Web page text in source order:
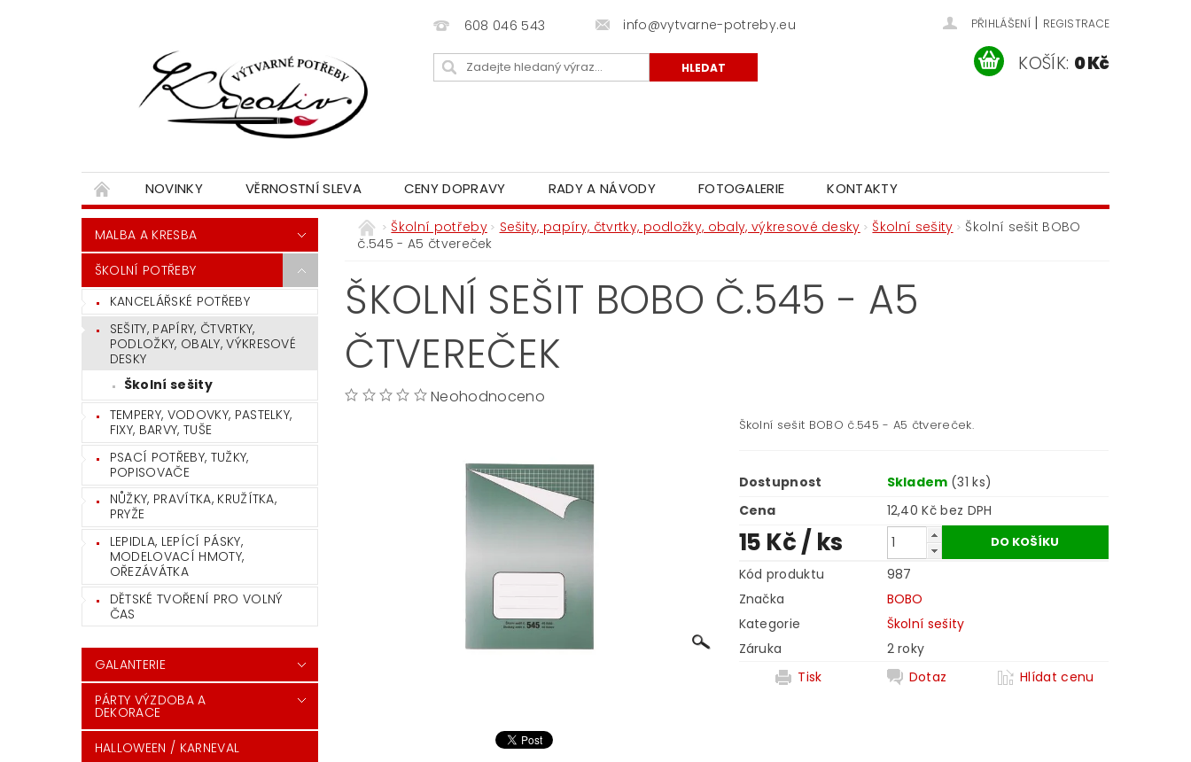
608 046 543 info@vytvarne-potreby.eu PŘIHLÁŠENÍ | REGISTRACE
KOŠÍK: 0 Kč
NOVINKY VĚRNOSTNÍ SLEVA CENY DOPRAVY RADY A NÁVODY FOTOGALERIE KONTAKTY
MALBA A KRESBA
ŠKOLNÍ POTŘEBY
KANCELÁŘSKÉ POTŘEBY
SEŠITY, PAPÍRY, ČTVRTKY,
PODLOŽKY, OBALY, VÝKRESOVÉ
DESKY
Školní sešity
TEMPERY, VODOVKY, PASTELKY,
FIXY, BARVY, TUŠE
PSACÍ POTŘEBY, TUŽKY,
POPISOVAČE
NŮŽKY, PRAVÍTKA, KRUŽÍTKA,
PRYŽE
LEPIDLA, LEPÍCÍ PÁSKY,
MODELOVACÍ HMOTY,
OŘEZÁVÁTKA
DĚTSKÉ TVOŘENÍ PRO VOLNÝ
ČAS
GALANTERIE
PÁRTY VÝZDOBA A
DEKORACE
HALLOWEEN / KARNEVAL
Školní potřeby Sešity, papíry, čtvrtky, podložky, obaly, výkresové desky Školní sešity
Školní sešit BOBO
č.545 - A5 čtvereček
ŠKOLNÍ SEŠIT BOBO Č.545 - A5
ČTVEREČEK
Neohodnoceno
Školní sešit BOBO č.545 - A5 čtvereček.
Dostupnost Skladem (31 ks)
Cena
12,40 Kč bez DPH
15 Kč/ ks
Kód produktu
987
Značka
BOBO
Kategorie
Školní sešity
Záruka
2 roky
Tisk
Dotaz Hlídat cenu